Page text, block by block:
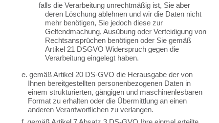
falls die Verarbeitung unrechtmäßig ist, Sie aber
deren Löschung ablehnen und wir die Daten nicht
mehr benötigen, Sie jedoch diese zur
Geltendmachung, Ausübung oder Verteidigung von
Rechtsansprüchen benötigen oder Sie gemäß
Artikel 21 DSGVO Widerspruch gegen die
Verarbeitung eingelegt haben.
e. gemäß Artikel 20 DS-GVO die Herausgabe der von
Ihnen bereitgestellten personenbezogenen Daten in
einem strukturierten, gängigen und maschinenlesbaren
Format zu erhalten oder die Übermittlung an einen
anderen Verantwortlichen zu verlangen.